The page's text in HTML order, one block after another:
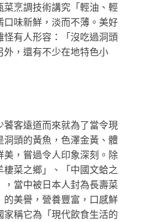
烹調技術講究「輕油、輕
味新鮮，淡而不薄。美好
有人形容：「沒吃過洞頭
外，還有不少在地特色小
客遠道而來就為了當令現
頭的黃魚，色澤金黃、體
，嘗過令人印象深刻。除
菜之鄉」、「中國文蛤之
當中被日本人封為長壽菜
美譽，營養豐富，口感鮮
稱它為「現代飲食生活的